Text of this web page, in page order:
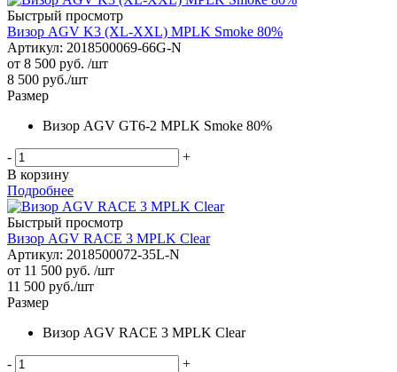
Быстрый просмотр
Визор AGV K3 (XL-XXL) MPLK Smoke 80%
Артикул: 2018500069-66G-N
от 8 500 руб. /шт
8 500 руб./шт
Размер
Визор AGV GT6-2 MPLK Smoke 80%
-
+
В корзину
Подробнее
Быстрый просмотр
Визор AGV RACE 3 MPLK Clear
Артикул: 2018500072-35L-N
от 11 500 руб. /шт
11 500 руб./шт
Размер
Визор AGV RACE 3 MPLK Clear
-
+